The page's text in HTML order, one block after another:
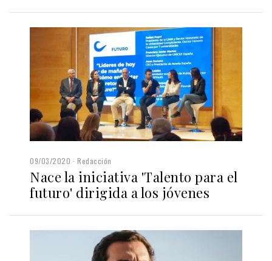
09/03/2020 Redacción
Nace la iniciativa 'Talento para el
futuro' dirigida a los jóvenes